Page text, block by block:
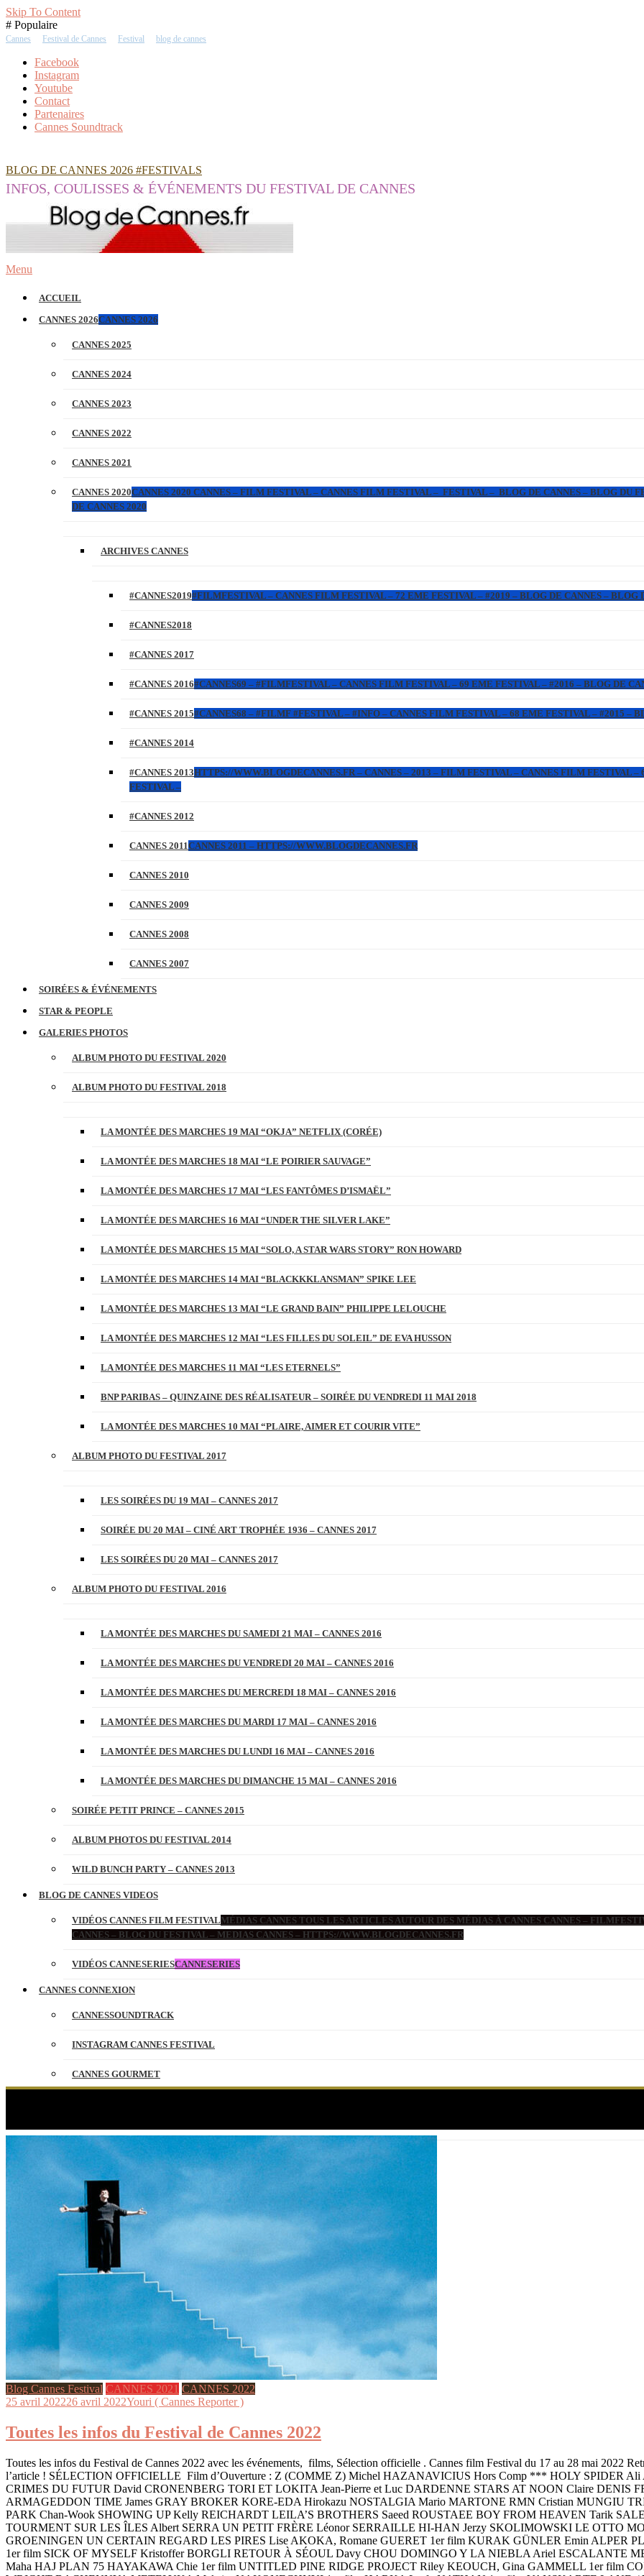
Skip To Content
# Populaire
Cannes Festival de Cannes Festival blog de cannes
Facebook
Instagram
Youtube
Contact
Partenaires
Cannes Soundtrack
BLOG DE CANNES 2026 #FESTIVALS
INFOS, COULISSES & ÉVÉNEMENTS DU FESTIVAL DE CANNES
Menu
ACCUEIL
CANNES 2026CANNES 2026
CANNES 2025
CANNES 2024
CANNES 2023
CANNES 2022
CANNES 2021
CANNES 2020CANNES 2020 CANNES – FILM FESTIVAL – CANNES FILM FESTIVAL – FESTIVAL – BLOG DE CANNES – BLOG DU
DE CANNES 2020
ARCHIVES CANNES
#CANNES2019#FILMFESTIVAL – CANNES FILM FESTIVAL – 72 EME FESTIVAL – #2019 – BLOG DE CANNES – BLOG
#CANNES2018
#CANNES 2017
#CANNES 2016#CANNES69 – #FILMFESTIVAL – CANNES FILM FESTIVAL – 69 EME FESTIVAL – #2016 – BLOG DE
#CANNES 2015#CANNES68 – #FILMF #FESTIVAL – #INFO – CANNES FILM FESTIVAL – 68 EME FESTIVAL – #2015 –
#CANNES 2014
#CANNES 2013HTTPS://WWW.BLOGDECANNES.FR – CANNES – 2013 – FILM FESTIVAL – CANNES FILM FESTIVAL
FESTIVAL –
#CANNES 2012
CANNES 2011CANNES 2011 – HTTPS://WWW.BLOGDECANNES.FR
CANNES 2010
CANNES 2009
CANNES 2008
CANNES 2007
SOIRÉES & ÉVÉNEMENTS
STAR & PEOPLE
GALERIES PHOTOS
ALBUM PHOTO DU FESTIVAL 2020
ALBUM PHOTO DU FESTIVAL 2018
LA MONTÉE DES MARCHES 19 MAI “OKJA” NETFLIX (CORÉE)
LA MONTÉE DES MARCHES 18 MAI “LE POIRIER SAUVAGE”
LA MONTÉE DES MARCHES 17 MAI “LES FANTÔMES D’ISMAËL”
LA MONTÉE DES MARCHES 16 MAI “UNDER THE SILVER LAKE”
LA MONTÉE DES MARCHES 15 MAI “SOLO, A STAR WARS STORY” RON HOWARD
LA MONTÉE DES MARCHES 14 MAI “BLACKKKLANSMAN” SPIKE LEE
LA MONTÉE DES MARCHES 13 MAI “LE GRAND BAIN” PHILIPPE LELOUCHE
LA MONTÉE DES MARCHES 12 MAI “LES FILLES DU SOLEIL” DE EVA HUSSON
LA MONTÉE DES MARCHES 11 MAI “LES ETERNELS”
BNP PARIBAS – QUINZAINE DES RÉALISATEUR – SOIRÉE DU VENDREDI 11 MAI 2018
LA MONTÉE DES MARCHES 10 MAI “PLAIRE, AIMER ET COURIR VITE”
ALBUM PHOTO DU FESTIVAL 2017
LES SOIRÉES DU 19 MAI – CANNES 2017
SOIRÉE DU 20 MAI – CINÉ ART TROPHÉE 1936 – CANNES 2017
LES SOIRÉES DU 20 MAI – CANNES 2017
ALBUM PHOTO DU FESTIVAL 2016
LA MONTÉE DES MARCHES DU SAMEDI 21 MAI – CANNES 2016
LA MONTÉE DES MARCHES DU VENDREDI 20 MAI – CANNES 2016
LA MONTÉE DES MARCHES DU MERCREDI 18 MAI – CANNES 2016
LA MONTÉE DES MARCHES DU MARDI 17 MAI – CANNES 2016
LA MONTÉE DES MARCHES DU LUNDI 16 MAI – CANNES 2016
LA MONTÉE DES MARCHES DU DIMANCHE 15 MAI – CANNES 2016
SOIRÉE PETIT PRINCE – CANNES 2015
ALBUM PHOTOS DU FESTIVAL 2014
WILD BUNCH PARTY – CANNES 2013
BLOG DE CANNES VIDEOS
VIDÉOS CANNES FILM FESTIVALMÉDIAS CANNES TOUS LES ARTICLES AUTOUR DES MÉDIAS À CANNES CANNES –
CANNES – BLOG DU FESTIVAL – MEDIAS CANNES – HTTPS://WWW.BLOGDECANNES.FR
VIDÉOS CANNESERIESCANNESERIES
CANNES CONNEXION
CANNESSOUNDTRACK
INSTAGRAM CANNES FESTIVAL
CANNES GOURMET
ENGLISH
Blog Cannes Festival CANNES 2021 CANNES 2022
25 avril 202226 avril 2022Youri ( Cannes Reporter )
Toutes les infos du Festival de Cannes 2022
Toutes les infos du Festival de Cannes 2022 avec les événements, films, Sélection officielle . Cannes film Festival du 17 au 28 mai 2022
l’article ! SÉLECTION OFFICIELLE Film d’Ouverture : Z (COMME Z) Michel HAZANAVICIUS Hors Comp *** HOLY SPIDER
CRIMES DU FUTUR David CRONENBERG TORI ET LOKITA Jean-Pierre et Luc DARDENNE STARS AT NOON Claire DENIS
ARMAGEDDON TIME James GRAY BROKER KORE-EDA Hirokazu NOSTALGIA Mario MARTONE RMN Cristian MUNGIU
PARK Chan-Wook SHOWING UP Kelly REICHARDT LEILA’S BROTHERS Saeed ROUSTAEE BOY FROM HEAVEN Tarik
TOURMENT SUR LES ÎLES Albert SERRA UN PETIT FRÈRE Léonor SERRAILLE HI-HAN Jerzy SKOLIMOWSKI LE OTTO
GROENINGEN UN CERTAIN REGARD LES PIRES Lise AKOKA, Romane GUERET 1er film KURAK GÜNLER Emin ALPER
1er film SICK OF MYSELF Kristoffer BORGLI RETOUR À SÉOUL Davy CHOU DOMINGO Y LA NIEBLA Ariel ESCALANTE
Maha HAJ PLAN 75 HAYAKAWA Chie 1er film UNTITLED PINE RIDGE PROJECT Riley KEOUCH, Gina GAMMELL 1er film